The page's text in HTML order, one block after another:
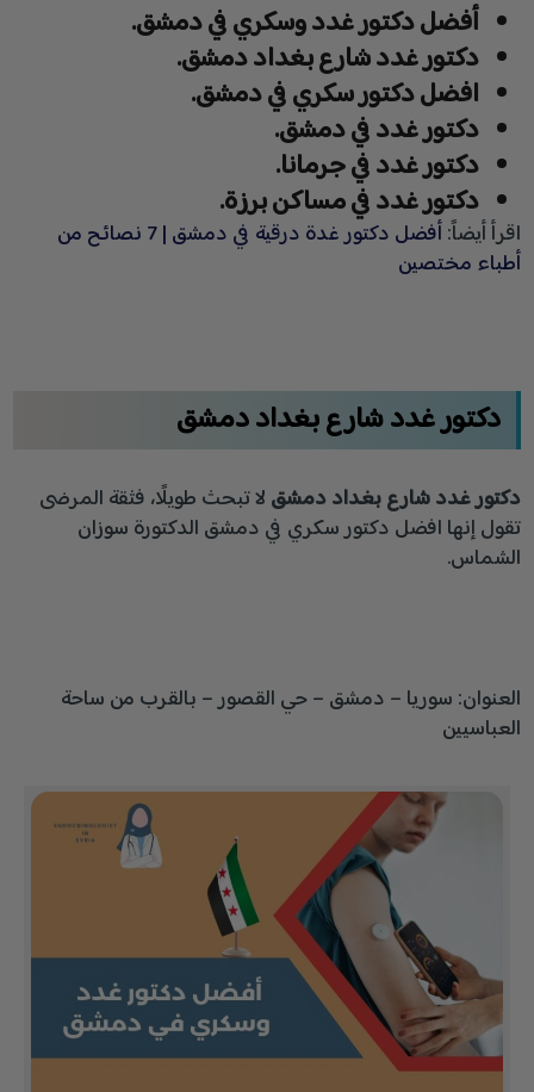
أفضل دكتور غدد وسكري في دمشق.
دكتور غدد شارع بغداد دمشق.
افضل دكتور سكري في دمشق.
دكتور غدد في دمشق.
دكتور غدد في جرمانا.
دكتور غدد في مساكن برزة.
اقرأ أيضاً:
أفضل دكتور غدة درقية في دمشق | 7 نصائح من
أطباء مختصين
دكتور غدد شارع بغداد دمشق
دكتور غدد شارع بغداد دمشق لا تبحث طويلًا، فثقة المرضى
تقول إنها افضل دكتور سكري في دمشق الدكتورة سوزان
الشماس.
العنوان: سوريا – دمشق – حي القصور – بالقرب من ساحة
العباسيين